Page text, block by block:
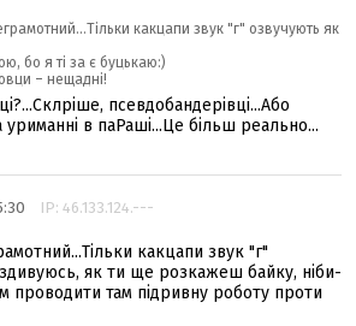
какцапи звук "г" озвучують як
бо я ті за є буцькаю:)
– нещадні!
псевдобандерівці...Або
уриманні в паРаші...Це більш реально...
IP: 46.133.124.---
какцапи звук "г"
як ти ще розкажеш байку, ніби-
проводити там підривну роботу проти